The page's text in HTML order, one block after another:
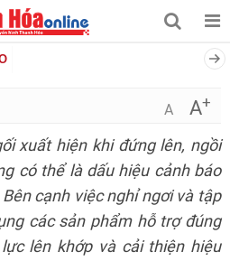
A A+
xuất hiện khi đứng lên, ngồi
có thể là dấu hiệu cảnh báo
cạnh việc nghỉ ngơi và tập
các sản phẩm hỗ trợ đúng
lên khớp và cải thiện hiệu